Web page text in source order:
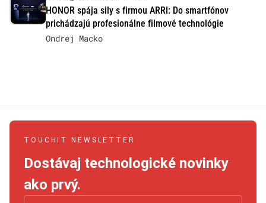
HONOR spája sily s firmou ARRI: Do smartfónov
prichádzajú profesionálne filmové technológie
Ondrej Macko
TOUCHIT NEWSLETTER
Dostávaj technologické novinky
ako prvý.